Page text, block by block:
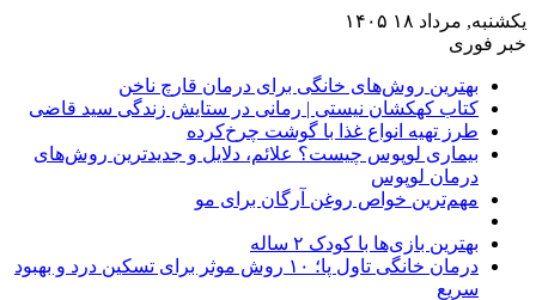
یکشنبه, مرداد ۱۸ ۱۴۰۵
خبر فوری
بهترین روش‌های خانگی برای درمان قارچ ناخن
کتاب کهکشان نیستی | رمانی در ستایش زندگی سید قاضی
طرز تهیه انواع غذا با گوشت چرخ‌کرده
بیماری لوپوس چیست؟ علائم، دلایل و جدیدترین روش‌های
درمان لوپوس
مهم‌ترین خواص روغن آرگان برای مو
بهترین بازی‌ها با کودک ۲ ساله
درمان خانگی تاول پا؛ ۱۰ روش موثر برای تسکین درد و بهبود
سریع